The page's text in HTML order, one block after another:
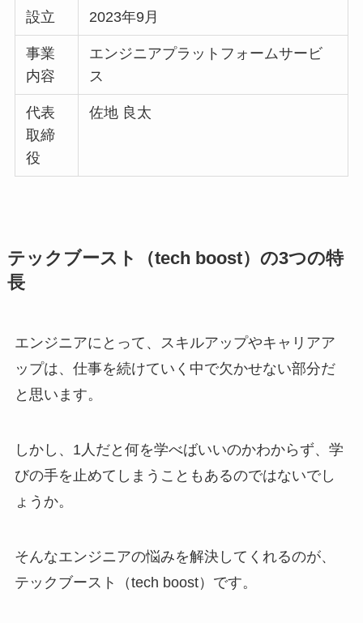
設立 2023年9月
事業
内容
エンジニアプラットフォームサービ
ス
代表
取締
役
佐地 良太
テックブースト（tech boost）の3つの特
長
エンジニアにとって、スキルアップやキャリアア
ップは、仕事を続けていく中で欠かせない部分だ
と思います。
しかし、1人だと何を学べばいいのかわからず、学
びの手を止めてしまうこともあるのではないでし
ょうか。
そんなエンジニアの悩みを解決してくれるのが、
テックブースト（tech boost）です。